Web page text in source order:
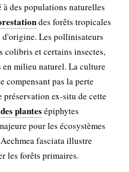
des populations naturelles
des forêts tropicales
d'origine. Les pollinisateurs
colibris et certains insectes,
en milieu naturel. La culture
compensant pas la perte
préservation ex-situ de cette
plantes épiphytes
pour les écosystèmes
fasciata illustre
les forêts primaires.